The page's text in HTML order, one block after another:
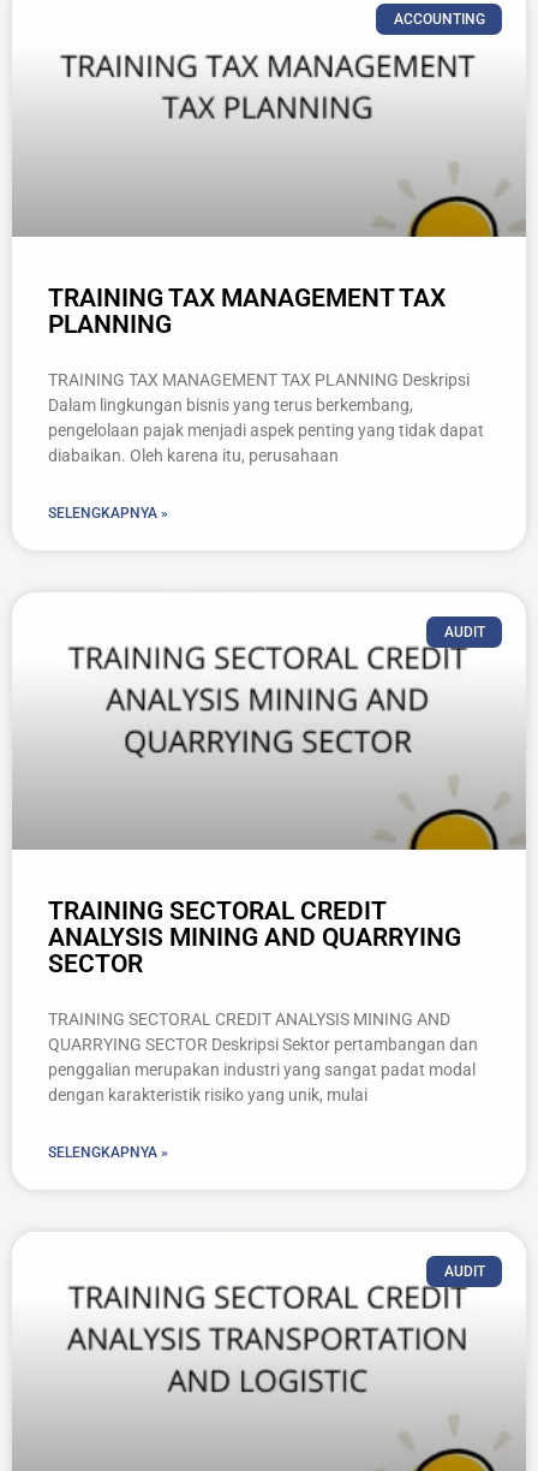
ACCOUNTING
TRAINING TAX MANAGEMENT TAX
PLANNING
TRAINING TAX MANAGEMENT TAX PLANNING Deskripsi
Dalam lingkungan bisnis yang terus berkembang,
pengelolaan pajak menjadi aspek penting yang tidak dapat
diabaikan. Oleh karena itu, perusahaan
SELENGKAPNYA »
AUDIT
TRAINING SECTORAL CREDIT
ANALYSIS MINING AND QUARRYING
SECTOR
TRAINING SECTORAL CREDIT ANALYSIS MINING AND
QUARRYING SECTOR Deskripsi Sektor pertambangan dan
penggalian merupakan industri yang sangat padat modal
dengan karakteristik risiko yang unik, mulai
SELENGKAPNYA »
AUDIT